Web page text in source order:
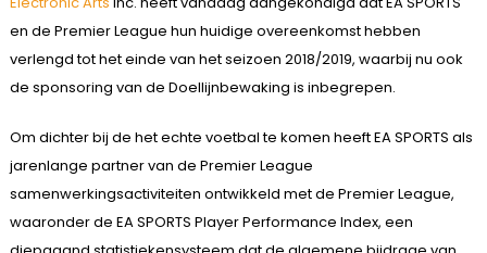
en de Premier League hun huidige overeenkomst hebben
verlengd tot het einde van het seizoen 2018/2019, waarbij nu ook
de sponsoring van de Doellijnbewaking is inbegrepen.
Om dichter bij de het echte voetbal te komen heeft EA SPORTS als
jarenlange partner van de Premier League
samenwerkingsactiviteiten ontwikkeld met de Premier League,
waaronder de EA SPORTS Player Performance Index, een